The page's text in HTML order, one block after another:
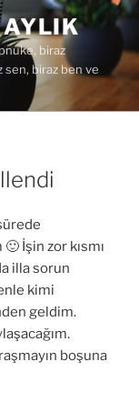
AYLIK
biraz
sen, biraz ben ve
İşin zor kısmı
illa sorun
kimi
geldim.
boşuna